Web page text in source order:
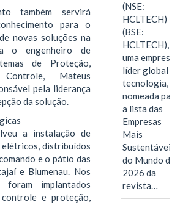
também servirá
para o
novas soluções na
o engenheiro de
de Proteção,
Mateus
pela liderança
da solução.
a instalação de
elétricos, distribuídos
e o pátio das
e Blumenau. Nos
foram implantados
controle e proteção,
(NSE:
HCLTECH)
(BSE:
HCLTECH),
uma empresa
líder global em
tecnologia, foi
nomeada para
a lista das
Empresas
Mais
Sustentáveis
do Mundo de
2026 da
revista…